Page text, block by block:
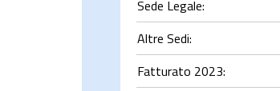
Sede Legale:
Altre Sedi:
Fatturato 2023: